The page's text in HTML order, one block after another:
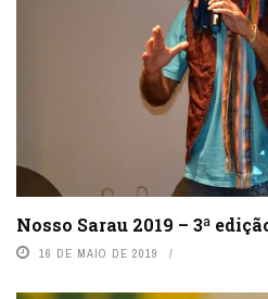
Nosso Sarau 2019 – 3ª
16 DE MAIO DE 2019